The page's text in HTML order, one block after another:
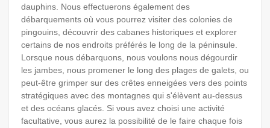
dauphins. Nous effectuerons également des
débarquements où vous pourrez visiter des colonies de
pingouins, découvrir des cabanes historiques et explorer
certains de nos endroits préférés le long de la péninsule.
Lorsque nous débarquons, nous voulons nous dégourdir
les jambes, nous promener le long des plages de galets, ou
peut-être grimper sur des crêtes enneigées vers des points
stratégiques avec des montagnes qui s'élèvent au-dessus
et des océans glacés. Si vous avez choisi une activité
facultative, vous aurez la possibilité de le faire chaque fois